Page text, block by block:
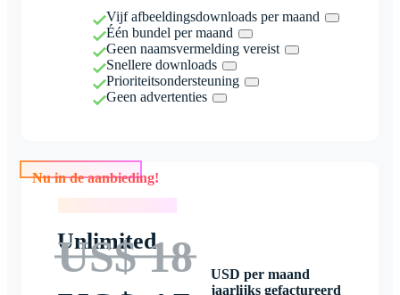
Vijf afbeeldingsdownloads per maand
Één bundel per maand
Geen naamsvermelding vereist
Snellere downloads
Prioriteitsondersteuning
Geen advertenties
Nu in de aanbieding!
Unlimited
US$ 18
USD per maand
jaarlijks gefactureerd